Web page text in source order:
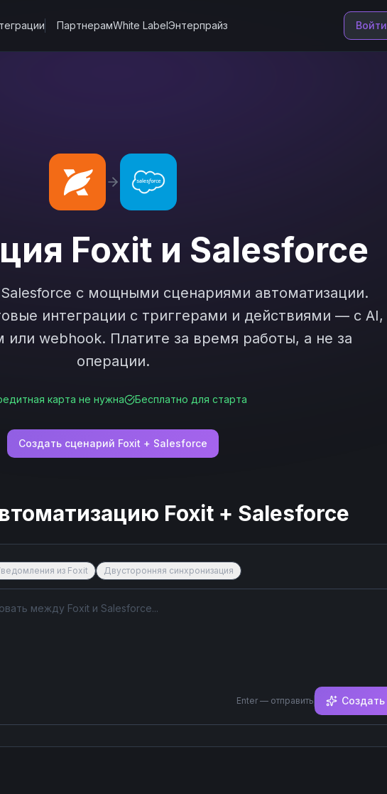
ПартнерамWhite LabelЭнтерпрайз Войти
Foxit и Salesforce
Salesforce с мощными сценариями автоматизации.
интеграции с триггерами и действиями — с AI,
webhook. Платите за время работы, а не за
операции.
карта не нужна Бесплатно для старта
Создать сценарий Foxit + Salesforce
Foxit+ Salesforce
из Foxit Двусторонняя синхронизация
Enter — отправить Создать